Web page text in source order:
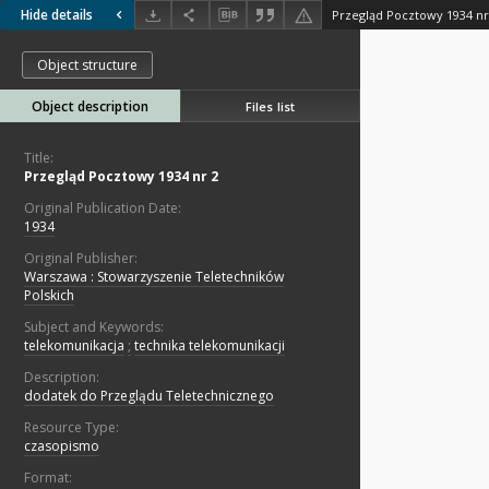
Hide details Przegląd Pocztowy 1934
Object structure
Object description Files list
Title:
Przegląd Pocztowy 1934 nr 2
Original Publication Date:
1934
Original Publisher:
Warszawa : Stowarzyszenie Teletechników
Polskich
Subject and Keywords:
telekomunikacja ; technika telekomunikacji
Description:
dodatek do Przeglądu Teletechnicznego
Resource Type:
czasopismo
Format: